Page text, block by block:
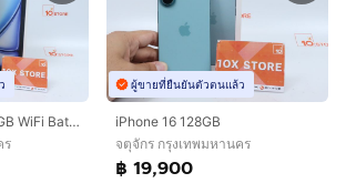
iPad Air M3 11" 128GB WiFi Batt100 02.2027
ร
ผู้ขายที่ยืนยันตัวตนแล้ว
iPhone 16 128GB
จตุจักร กรุงเทพมหานคร
฿ 19,900